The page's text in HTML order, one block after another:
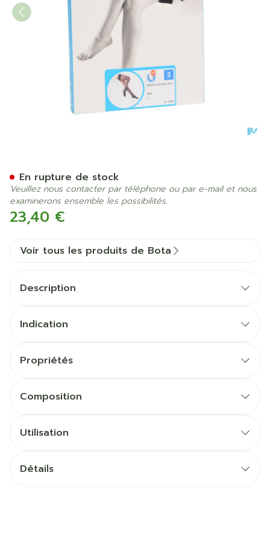
23,40 €
En rupture de stock
Veuillez nous contacter par téléphone ou par e-mail et nous
examinerons ensemble les possibilités.
Voir tous les produits de Bota
Description
Indication
Propriétés
Composition
Utilisation
Détails